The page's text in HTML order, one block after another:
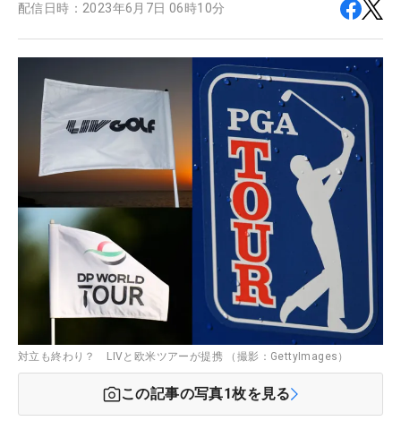
配信日時： 2023年6月7日 06時10分
対立も終わり？ LIVと欧米ツアーが提携 （撮影：GettyImages）
この記事の写真1枚を見る